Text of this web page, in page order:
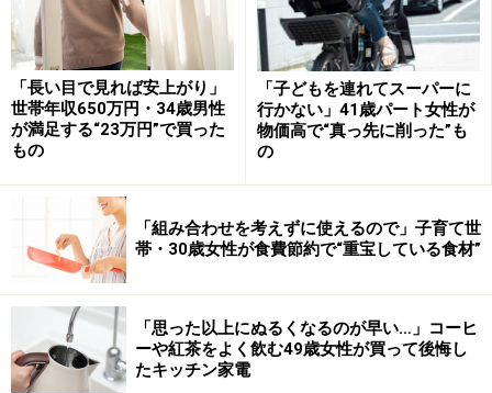
※抽選で20名にAmazonギフト券1000円分プレゼント
※謝礼付きの限定アンケートやモニター企画に参加が可能に
なります
「長い目で見れば安上がり」
世帯年収650万円・34歳男性
が満足する“23万円”で買った
もの
「子どもを連れてスーパーに
行かない」41歳パート女性が
物価高で“真っ先に削った”も
の
「組み合わせを考えずに使えるので」子育て世
帯・30歳女性が食費節約で“重宝している食材”
「思った以上にぬるくなるのが早い…」コーヒ
ーや紅茶をよく飲む49歳女性が買って後悔し
たキッチン家電